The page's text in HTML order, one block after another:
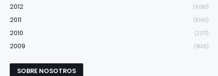
2012 (6087)
2011 (8740)
2010 (2371)
2009 (1836)
SOBRE NOSOTROS